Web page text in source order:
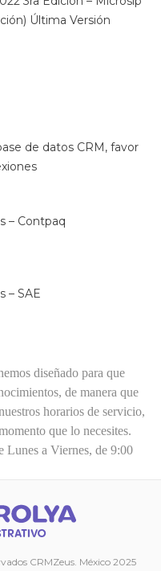
Última Versión
de datos CRM, favor
– Contpaq
– SAE
diseñado para que
de manera que
horarios de servicio,
que lo necesites.
Lunes a Viernes, de 9:00
CRMZeus. México 2025